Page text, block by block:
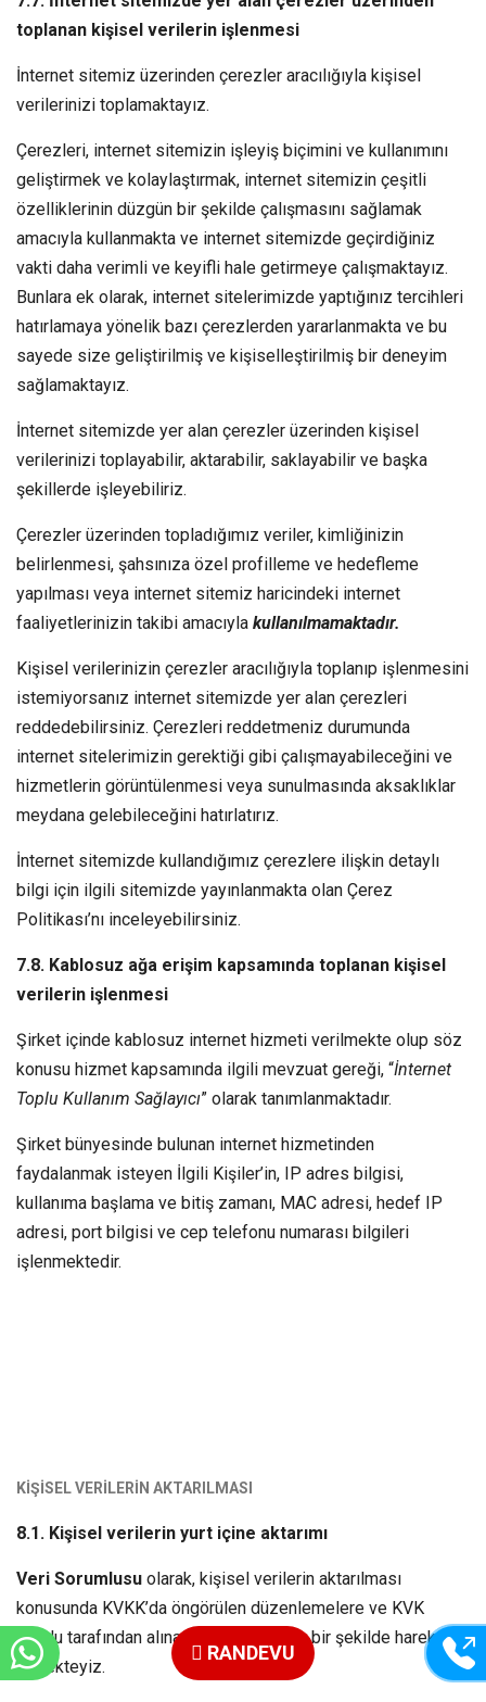
toplanan kişisel verilerin işlenmesi
İnternet sitemiz üzerinden çerezler aracılığıyla kişisel
verilerinizi toplamaktayız.
Çerezleri, internet sitemizin işleyiş biçimini ve kullanımını
geliştirmek ve kolaylaştırmak, internet sitemizin çeşitli
özelliklerinin düzgün bir şekilde çalışmasını sağlamak
amacıyla kullanmakta ve internet sitemizde geçirdiğiniz
vakti daha verimli ve keyifli hale getirmeye çalışmaktayız.
Bunlara ek olarak, internet sitelerimizde yaptığınız tercihleri
hatırlamaya yönelik bazı çerezlerden yararlanmakta ve bu
sayede size geliştirilmiş ve kişiselleştirilmiş bir deneyim
sağlamaktayız.
İnternet sitemizde yer alan çerezler üzerinden kişisel
verilerinizi toplayabilir, aktarabilir, saklayabilir ve başka
şekillerde işleyebiliriz.
Çerezler üzerinden topladığımız veriler, kimliğinizin
belirlenmesi, şahsınıza özel profilleme ve hedefleme
yapılması veya internet sitemiz haricindeki internet
faaliyetlerinizin takibi amacıyla kullanılmamaktadır.
Kişisel verilerinizin çerezler aracılığıyla toplanıp işlenmesini
istemiyorsanız internet sitemizde yer alan çerezleri
reddedebilirsiniz. Çerezleri reddetmeniz durumunda
internet sitelerimizin gerektiği gibi çalışmayabileceğini ve
hizmetlerin görüntülenmesi veya sunulmasında aksaklıklar
meydana gelebileceğini hatırlatırız.
İnternet sitemizde kullandığımız çerezlere ilişkin detaylı
bilgi için ilgili sitemizde yayınlanmakta olan Çerez
Politikası’nı inceleyebilirsiniz.
7.8. Kablosuz ağa erişim kapsamında toplanan kişisel
verilerin işlenmesi
Şirket içinde kablosuz internet hizmeti verilmekte olup söz
konusu hizmet kapsamında ilgili mevzuat gereği, “İnternet
Toplu Kullanım Sağlayıcı” olarak tanımlanmaktadır.
Şirket bünyesinde bulunan internet hizmetinden
faydalanmak isteyen İlgili Kişiler’in, IP adres bilgisi,
kullanıma başlama ve bitiş zamanı, MAC adresi, hedef IP
adresi, port bilgisi ve cep telefonu numarası bilgileri
işlenmektedir.
KİŞİSEL VERİLERİN AKTARILMASI
8.1. Kişisel verilerin yurt içine aktarımı
Veri Sorumlusu olarak, kişisel verilerin aktarılması
konusunda KVKK’da öngörülen düzenlemelere ve KVK
Kurulu tarafından alınan kararlara uygun bir şekilde hareket
etmekteyiz.
RANDEVU